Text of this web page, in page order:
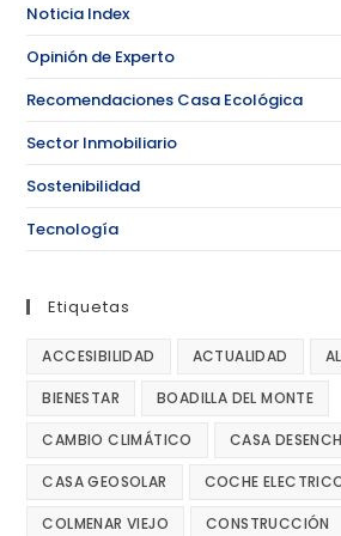
Noticia Index
Opinión de Experto
Recomendaciones Casa Ecológica
Sector Inmobiliario
Sostenibilidad
Tecnología
Etiquetas
ACCESIBILIDAD ACTUALIDAD
BIENESTAR BOADILLA DEL MONTE
CAMBIO CLIMÁTICO CASA
CASA GEOSOLAR COCHE
COLMENAR VIEJO CONSTRUCCIÓN